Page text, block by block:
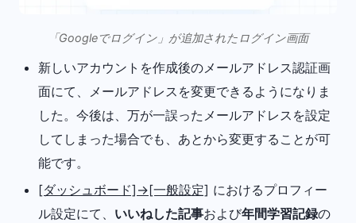
「Googleでログイン」が追加されたログイン画面
新しいアカウントを作成後のメールアドレス認証画
面にて、メールアドレスを変更できるようになりま
した。今後は、万が一誤ったメールアドレスを設定
してしまった場合でも、あとから変更することが可
能です。
[ダッシュボード]→[一般設定] におけるプロフィー
ル設定にて、 いいねした記事および年間学習記録の